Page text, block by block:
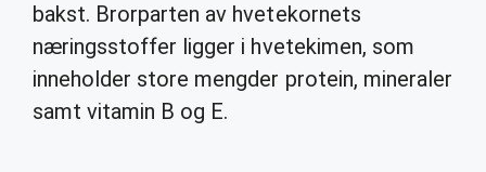
bakst. Brorparten av hvetekornets
næringsstoffer ligger i hvetekimen, som
inneholder store mengder protein, mineraler
samt vitamin B og E.